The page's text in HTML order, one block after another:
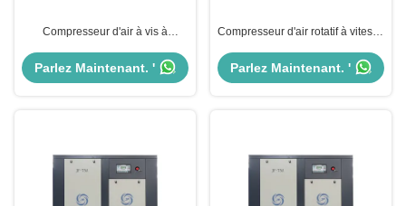
Compresseur d'air à vis à
rotatif à vitesse fixe 90 kW 120 ch
Parlez Maintenant. '
Compresseur d'air rotatif à vitesse
entraînement direct 380V 3pH
50Hz
Parlez Maintenant. '